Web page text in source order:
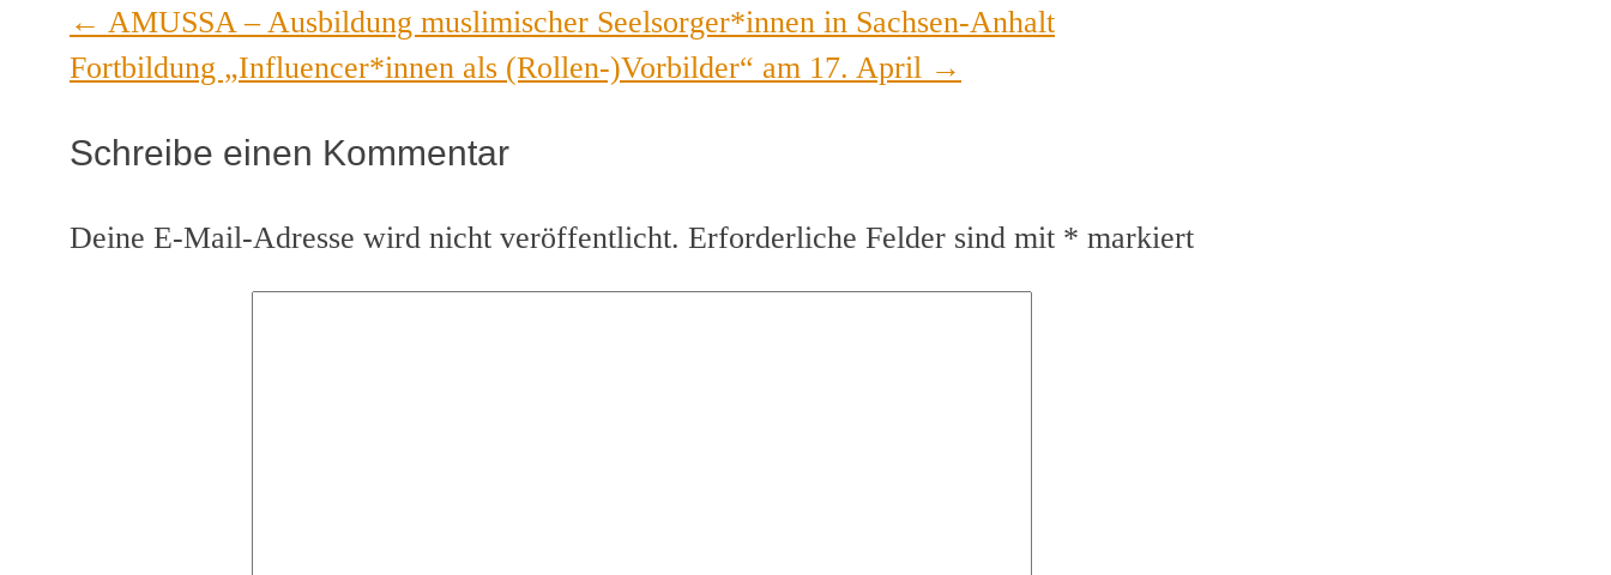
Post
navigation
← AMUSSA – Ausbildung muslimischer Seelsorger*innen in Sachsen-Anhalt
Fortbildung „Influencer*innen als (Rollen-)Vorbilder“ am 17. April →
Schreibe einen Kommentar
Deine E-Mail-Adresse wird nicht veröffentlicht. Erforderliche Felder sind mit * markiert